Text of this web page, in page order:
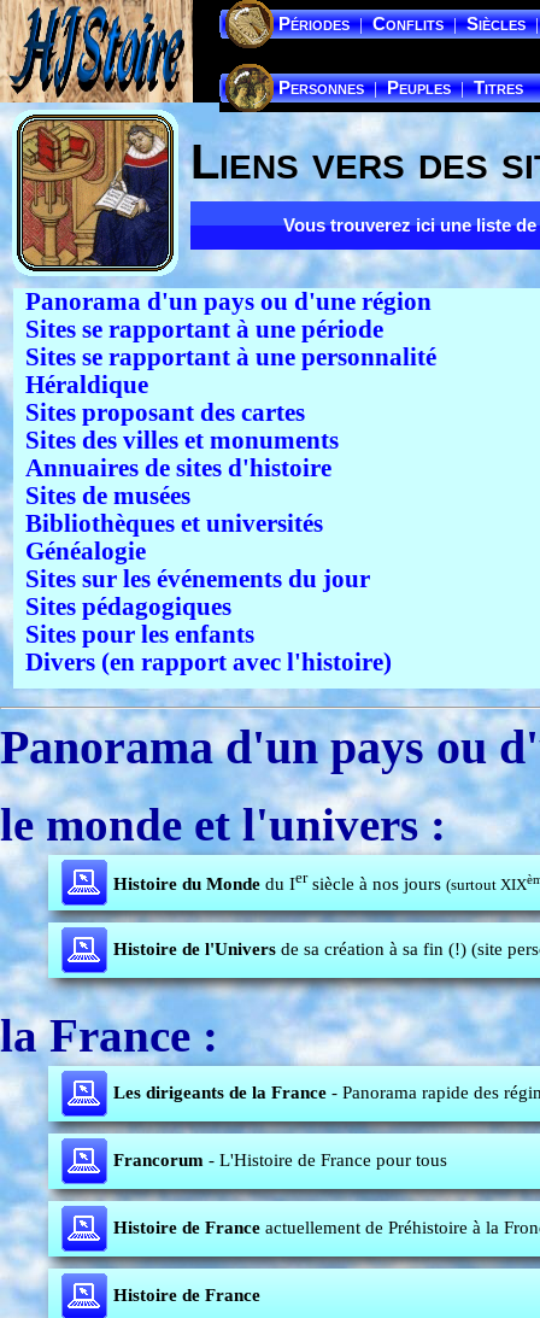
Périodes | Conflits | Siècles |
Personnes | Peuples | Titres
Liens vers des
Vous trouverez ici une liste
Panorama d'un pays ou d'une région
Sites se rapportant à une période
Sites se rapportant à une personnalité
Héraldique
Sites proposant des cartes
Sites des villes et monuments
Annuaires de sites d'histoire
Sites de musées
Bibliothèques et universités
Généalogie
Sites sur les événements du jour
Sites pédagogiques
Sites pour les enfants
Divers (en rapport avec l'histoire)
Panorama d'un pays ou
le monde et l'univers :
Histoire du Monde du Iersiècle à nos jours (surtout XIX
Histoire de l'Univers de sa création à sa fin (!) (site
la France :
Les dirigeants de la France - Panorama rapide des
Francorum - L'Histoire de France pour tous
Histoire de France actuellement de Préhistoire à la
Histoire de France